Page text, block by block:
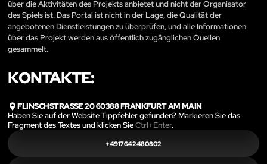
über die Aktivitäten des Projekts anbietet und nicht der Organisator
des Spiels ist. Das Portal ist nicht in der Lage, die Qualität der
angebotenen Dienstleistungen zu überprüfen, und alle Informationen
über das Projekt werden aus öffentlich zugänglichen Quellen
gesammelt.
KONTAKTE:
FLINSCHSTRASSE 20 60388 FRANKFURT AM MAIN
Haben Sie auf der Website Tippfehler gefunden? Markieren Sie das
Fragment des Textes und klicken SieCtrl+Enter.
+4917642480802